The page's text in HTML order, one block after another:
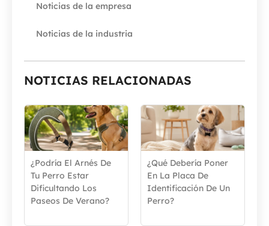
Noticias de la empresa
Noticias de la industria
NOTICIAS RELACIONADAS
¿Podría El Arnés De
Tu Perro Estar
Dificultando Los
Paseos De Verano?
¿Qué Debería Poner
En La Placa De
Identificación De Un
Perro?